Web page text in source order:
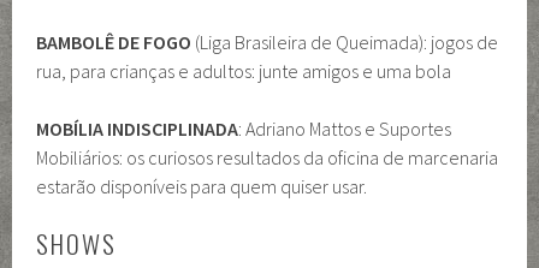
BAMBOLÊ DE FOGO (Liga Brasileira de Queimada): jogos de
rua, para crianças e adultos: junte amigos e uma bola
MOBÍLIA INDISCIPLINADA: Adriano Mattos e Suportes
Mobiliários: os curiosos resultados da oficina de marcenaria
estarão disponíveis para quem quiser usar.
SHOWS